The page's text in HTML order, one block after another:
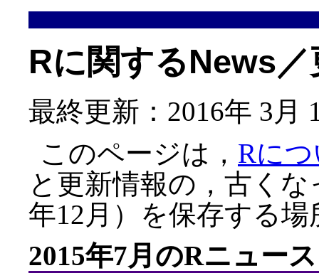
Rに関するNews
最終更新：2016年 3月
このページは， Rに
と更新情報の，古くな
年12月）を保存する
2015年7月のRニュー